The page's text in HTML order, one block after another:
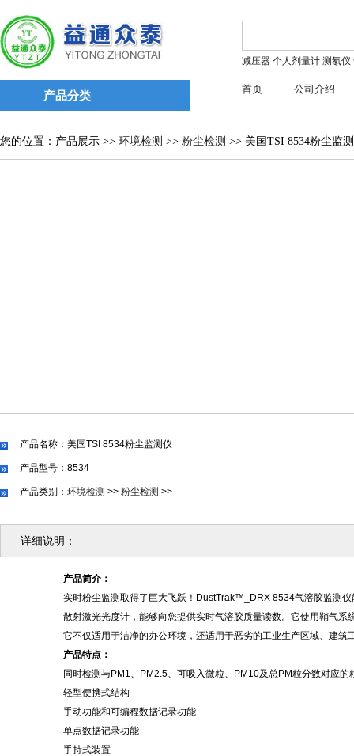
产品分类
减压器 个人剂量计 测氡仪
首页 公司介绍
您的位置：产品展示 >> 环境检测 >> 粉尘检测 >> 美国TSI 8534粉尘监
产品名称：美国TSI 8534粉尘监测仪
产品型号：8534
产品类别： 环境检测 >> 粉尘检测 >>
详细说明：
产品简介：
实时粉尘监测取得了巨大飞跃！ DustTrak™_DRX 8534气溶胶监测仪
散射激光光度计，能够向您提供实时气溶胶质量读数。它使用鞘气
它不仅适用于洁净的办公环境，还适用于恶劣的工业生产区域、建筑
产品特点：
同时检测与PM1、PM2.5、可吸入微粒、PM10及总PM粒分数对应的
轻型便携式结构
手动功能和可编程数据记录功能
单点数据记录功能
手持式装置